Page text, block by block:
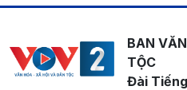
BAN
TỘC
Đài